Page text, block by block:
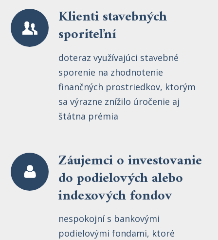
Klienti stavebných
sporiteľní
doteraz využívajúci stavebné
sporenie na zhodnotenie
finančných prostriedkov, ktorým
sa výrazne znížilo úročenie aj
štátna prémia
Záujemci o investovanie
do podielových alebo
indexových fondov
nespokojní s bankovými
podielovými fondami, ktoré